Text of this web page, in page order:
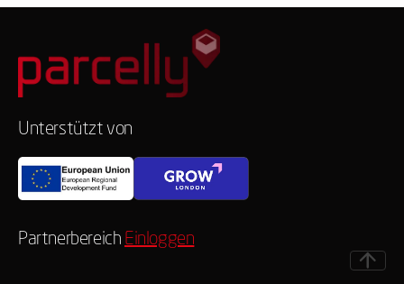
Unterstützt von
Partnerbereich Einloggen